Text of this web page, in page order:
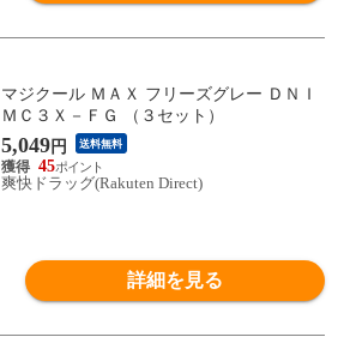
マジクール ＭＡＸ フリーズグレー ＤＮＩ
ＭＣ３Ｘ－ＦＧ （３セット）
5,049円 送料無料
45
爽快ドラッグ(Rakuten Direct)
詳細を見る